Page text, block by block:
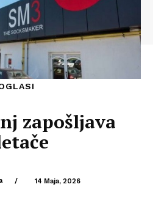
zapošljava
/ 14 Maja, 2026